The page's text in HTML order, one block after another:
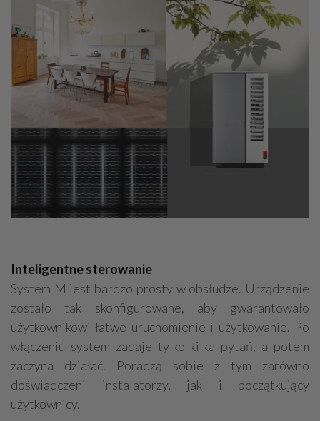
Inteligentne sterowanie
System M jest bardzo prosty w obsłudze. Urządzenie
zostało tak skonfigurowane, aby gwarantowało
użytkownikowi łatwe uruchomienie i użytkowanie. Po
włączeniu system zadaje tylko kilka pytań, a potem
zaczyna działać. Poradzą sobie z tym zarówno
doświadczeni instalatorzy, jak i początkujący
użytkownicy.